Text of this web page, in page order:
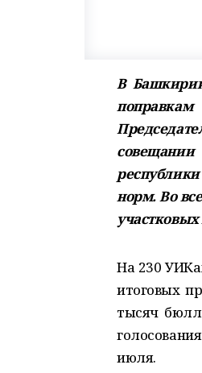
В
норм. Во
На 230
итоговых
тысяч
июля.